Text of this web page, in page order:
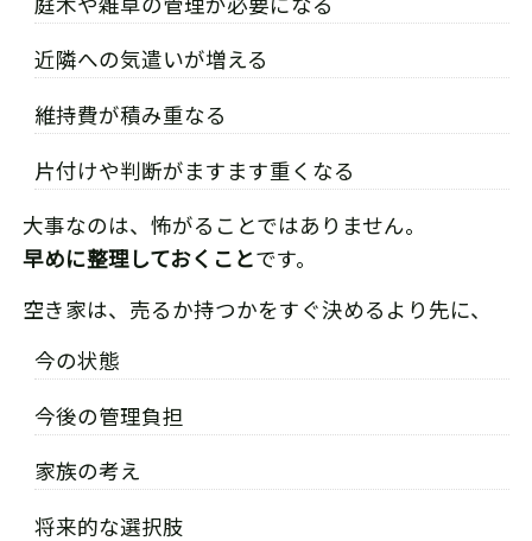
庭木や雑草の管理が必要になる
近隣への気遣いが増える
維持費が積み重なる
片付けや判断がますます重くなる
大事なのは、怖がることではありません。
早めに整理しておくことです。
空き家は、売るか持つかをすぐ決めるより先に、
今の状態
今後の管理負担
家族の考え
将来的な選択肢